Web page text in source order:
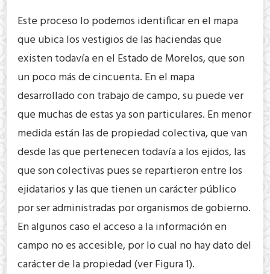
Este proceso lo podemos identificar en el mapa
que ubica los vestigios de las haciendas que
existen todavía en el Estado de Morelos, que son
un poco más de cincuenta. En el mapa
desarrollado con trabajo de campo, su puede ver
que muchas de estas ya son particulares. En menor
medida están las de propiedad colectiva, que van
desde las que pertenecen todavía a los ejidos, las
que son colectivas pues se repartieron entre los
ejidatarios y las que tienen un carácter público
por ser administradas por organismos de gobierno.
En algunos caso el acceso a la información en
campo no es accesible, por lo cual no hay dato del
carácter de la propiedad (ver Figura 1).